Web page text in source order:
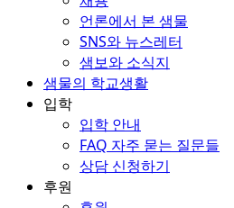
언론에서 본 샘물
SNS와 뉴스레터
샘보와 소식지
샘물의 학교생활
입학
입학 안내
FAQ 자주 묻는 질문들
상담 신청하기
후원